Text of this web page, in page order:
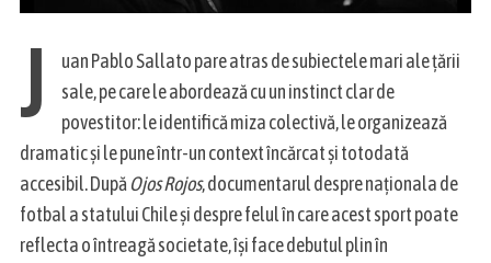
J
uan Pablo Sallato pare atras de subiectele mari ale țării
sale, pe care le abordează cu un instinct clar de
povestitor: le identifică miza colectivă, le organizează
dramatic și le pune într-un context încărcat și totodată
accesibil. După Ojos Rojos, documentarul despre naționala de
fotbal a statului Chile și despre felul în care acest sport poate
reflecta o întreagă societate, își face debutul plin în